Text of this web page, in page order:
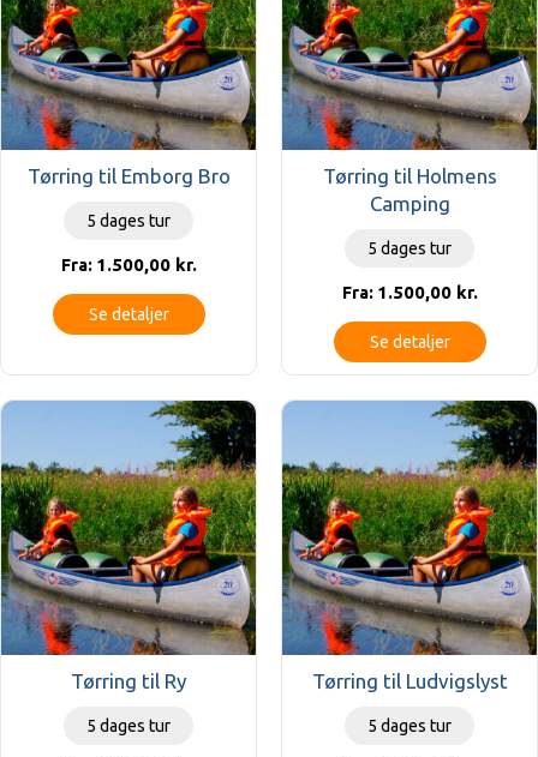
Tørring til Emborg Bro
5 dages tur
Fra: 1.500,00 kr.
Se detaljer
Tørring til Holmens
Camping
5 dages tur
Fra: 1.500,00 kr.
Se detaljer
Tørring til Ry
5 dages tur
Tørring til Ludvigslyst
5 dages tur